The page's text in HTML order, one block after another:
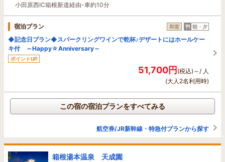
小田原西IC箱根新道経由-車約10分
宿泊プラン 和室 朝・夕
◆記念日プラン◆スパークリングワインで乾杯♪デザートにはホールケー
キ付 ～Happy☆Anniversary～
ポイントUP
51,700円(税込)～/ 人
(大人2名利用時)
この宿の宿泊プランをすべてみる
航空券/JR新幹線・特急付プランから探す
箱根湯本温泉 天成園